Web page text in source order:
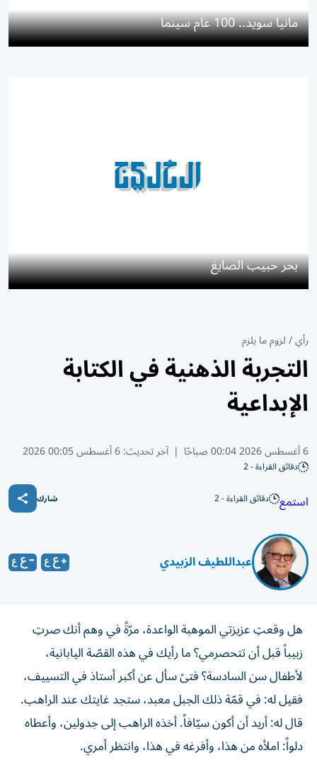
مانيا سويد.. 100 عام سينما
بحر حبيب الصايغ
رأي/لزوم ما يلزم
التجربة الذهنية في الكتابة
الإبداعية
6 أغسطس 2026 00:04 صباحًا | آخر تحديث:6 أغسطس 00:05 2026
دقائق القراءة - 2
استمع دقائق القراءة - 2 شارك
عبداللطيف الزبيدي
هل وقعتِ عزيزتي الموهبة الواعدة، مرّةً في وهم أنك صرتِ
زبيباً قبل أن تتحصرمي؟ ما رأيك في هذه القصّة اليابانية،
لأطفال سن السادسة؟ فتىً سأل عن أكبر أستاذ في التسييف،
فقيل له: في قمّة ذلك الجبل معبد، ستجد غايتك عند الراهب.
قال له: أريد أن أكون سيّافاً. أخذه الراهب إلى جدولين، وأعطاه
دلواً: املأه من هذا، وأفرغه في هذا، وانتظر أمري.